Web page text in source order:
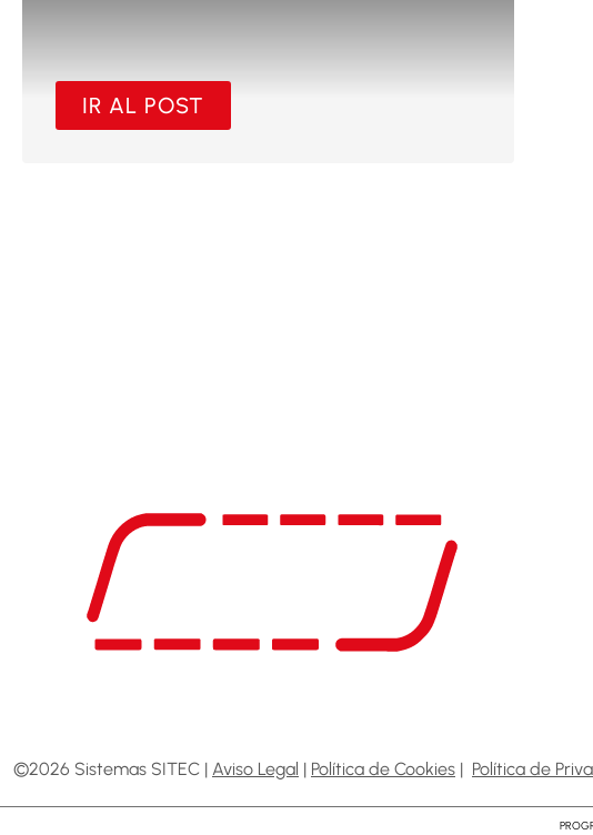
IR AL POST
©2026 Sistemas SITEC | Aviso Legal | Política de Cookies | Política de